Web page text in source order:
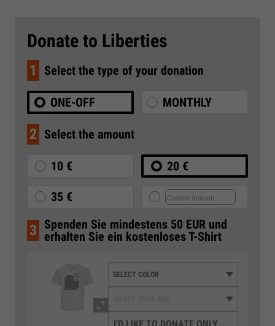
Donate to Liberties
1 Select the type of your donation
ONE-OFF MONTHLY
2 Select the amount
10 € 20 €
35 €
3 Spenden Sie mindestens 50 EUR und
erhalten Sie ein kostenloses T-Shirt